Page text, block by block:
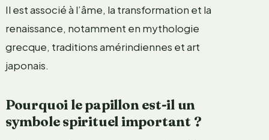
Il est associé à l’âme, la transformation et la
renaissance, notamment en mythologie
grecque, traditions amérindiennes et art
japonais.
Pourquoi le papillon est-il un
symbole spirituel important ?